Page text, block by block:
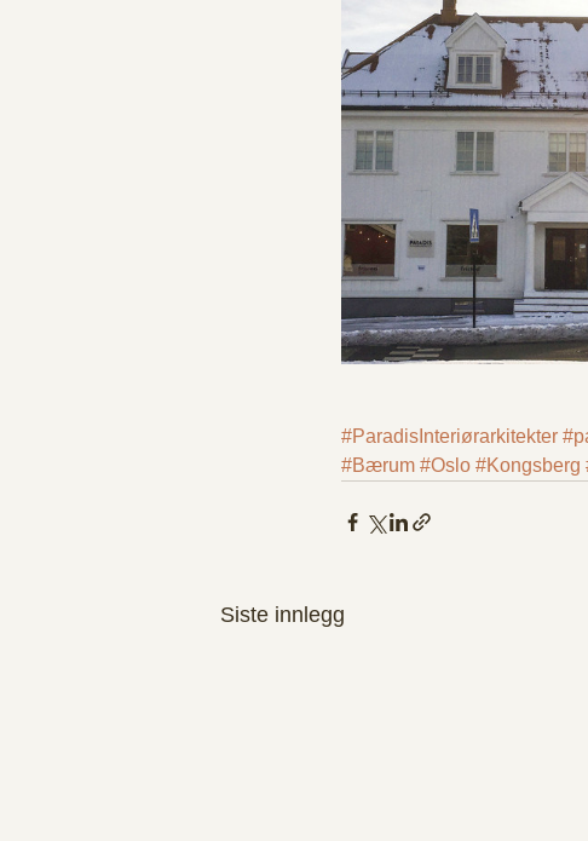
#ParadisInteriørarkitekter
#Bærum #Oslo #Kongsberg
Siste innlegg